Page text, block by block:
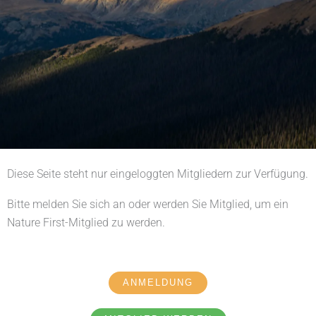
Diese Seite steht nur eingeloggten Mitgliedern zur Verfügung.
Bitte melden Sie sich an oder werden Sie Mitglied, um ein
Nature First-Mitglied zu werden.
ANMELDUNG